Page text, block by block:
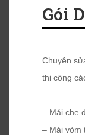
Gói
Chuyên
thi công
– Mái che
– Mái vòm